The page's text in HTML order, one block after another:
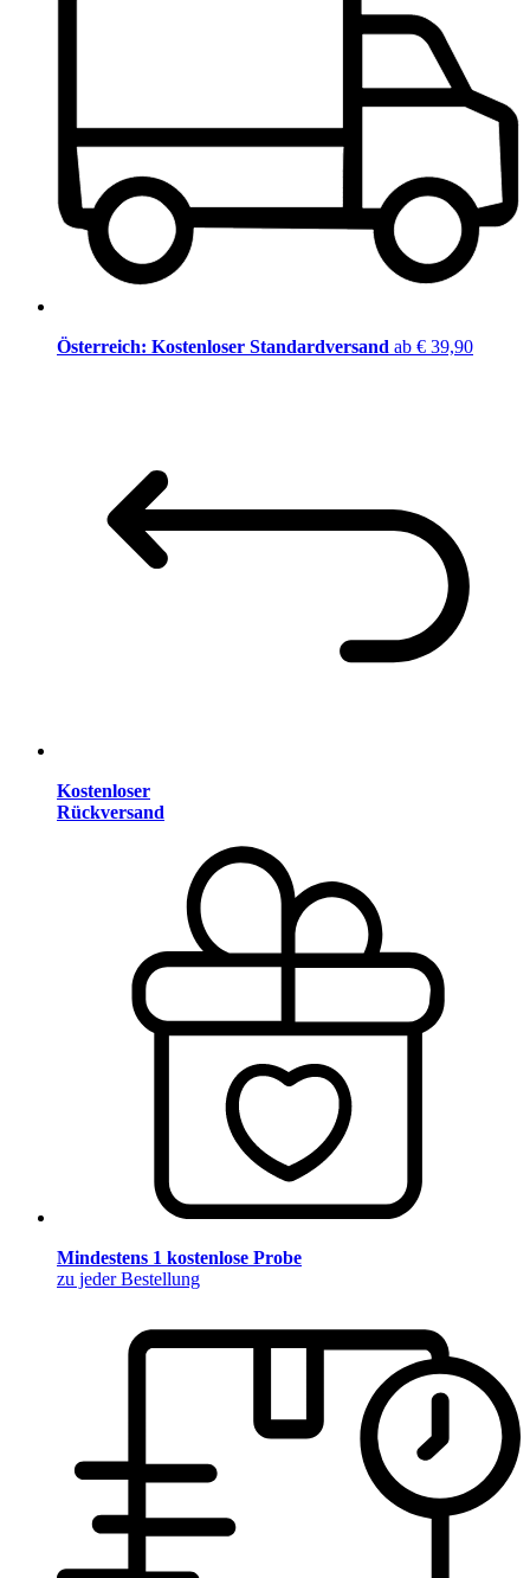
Österreich: Kostenloser Standardversand ab € 39,90
Kostenloser
Rückversand
Mindestens 1 kostenlose Probe
zu jeder Bestellung